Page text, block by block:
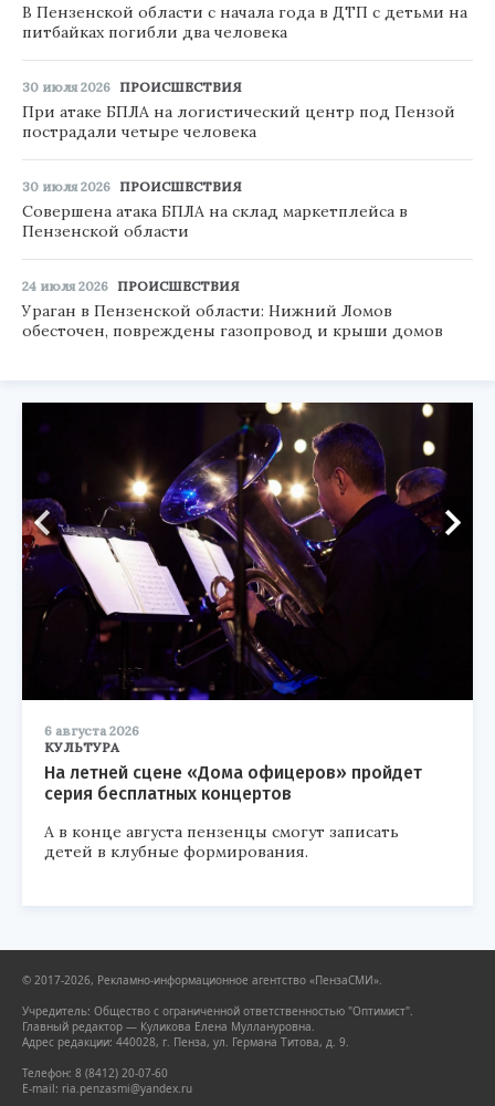
В Пензенской области с начала года в ДТП с детьми на
питбайках погибли два человека
30 июля 2026 ПРОИСШЕСТВИЯ
При атаке БПЛА на логистический центр под Пензой
пострадали четыре человека
30 июля 2026 ПРОИСШЕСТВИЯ
Совершена атака БПЛА на склад маркетплейса в
Пензенской области
24 июля 2026 ПРОИСШЕСТВИЯ
Ураган в Пензенской области: Нижний Ломов
обесточен, повреждены газопровод и крыши домов
6 августа 2026
КУЛЬТУРА
На летней сцене «Дома офицеров» пройдет
серия бесплатных концертов
А в конце августа пензенцы смогут записать
детей в клубные формирования.
© 2017-2026, Рекламно-информационное агентство «ПензаСМИ».
Учредитель: Общество с ограниченной ответственностью "Оптимист".
Главный редактор — Куликова Елена Муллануровна.
Адрес редакции: 440028, г. Пенза, ул. Германа Титова, д. 9.
Телефон: 8 (8412) 20-07-60
E-mail: ria.penzasmi@yandex.ru